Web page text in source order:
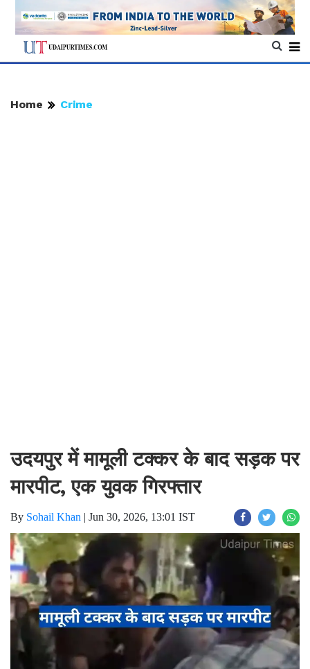
Home Crime
उदयपुर में मामूली टक्कर के बाद सड़क पर
मारपीट, एक युवक गिरफ्तार
By Sohail Khan | Jun 30, 2026, 13:01 IST